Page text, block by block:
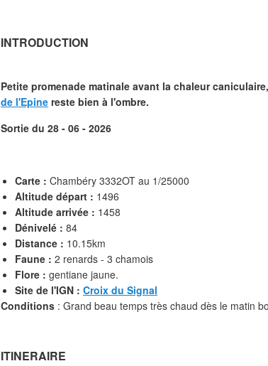
INTRODUCTION
Petite promenade matinale avant la chaleur
de l'Epine reste bien à l'ombre.
Sortie du 28 - 06 - 2026
Carte : Chambéry 3332OT au 1/25000
Altitude départ : 1496
Altitude arrivée : 1458
Dénivelé : 84
Distance : 10.15km
Faune : 2 renards - 3 chamois
Flore : gentiane jaune.
Site de l'IGN : Croix du Signal
Conditions : Grand beau temps très chaud dès le matin
ITINERAIRE